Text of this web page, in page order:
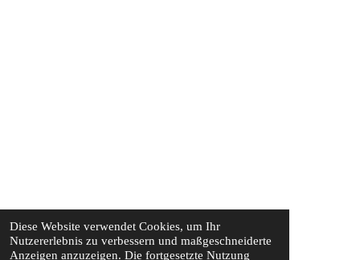
Diese Website verwendet Cookies, um Ihr
Nutzererlebnis zu verbessern und maßgeschneiderte
Anzeigen anzuzeigen. Die fortgesetzte Nutzung